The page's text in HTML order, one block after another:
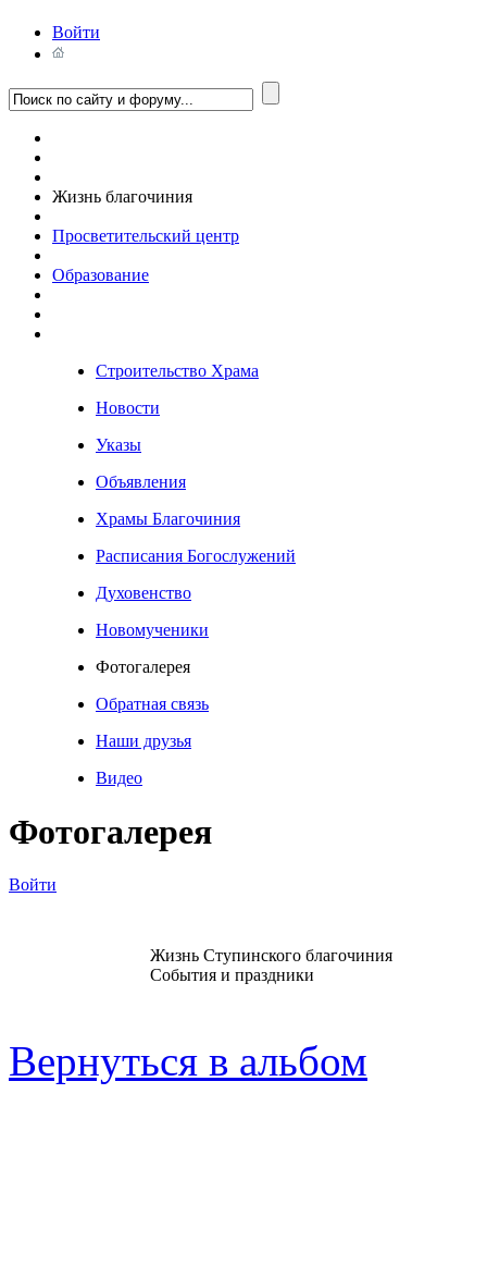
Войти
Жизнь благочиния
Просветительский центр
Образование
Строительство Храма
Новости
Указы
Объявления
Храмы Благочиния
Расписания Богослужений
Духовенство
Новомученики
Фотогалерея
Обратная связь
Наши друзья
Видео
Фотогалерея
Войти
Жизнь Ступинского благочиния
События и праздники
Вернуться в альбом